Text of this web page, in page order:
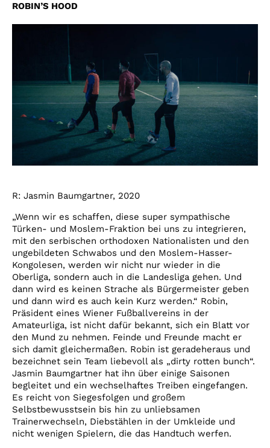
ROBIN’S HOOD
R: Jasmin Baumgartner, 2020
„Wenn wir es schaffen, diese super sympathische
Türken- und Moslem-Fraktion bei uns zu integrieren,
mit den serbischen orthodoxen Nationalisten und den
ungebildeten Schwabos und den Moslem-Hasser-
Kongolesen, werden wir nicht nur wieder in die
Oberliga, sondern auch in die Landesliga gehen. Und
dann wird es keinen Strache als Bürgermeister geben
und dann wird es auch kein Kurz werden.“ Robin,
Präsident eines Wiener Fußballvereins in der
Amateurliga, ist nicht dafür bekannt, sich ein Blatt vor
den Mund zu nehmen. Feinde und Freunde macht er
sich damit gleichermaßen. Robin ist geradeheraus und
bezeichnet sein Team liebevoll als „dirty rotten bunch“.
Jasmin Baumgartner hat ihn über einige Saisonen
begleitet und ein wechselhaftes Treiben eingefangen.
Es reicht von Siegesfolgen und großem
Selbstbewusstsein bis hin zu unliebsamen
Trainerwechseln, Diebstählen in der Umkleide und
nicht wenigen Spielern, die das Handtuch werfen.